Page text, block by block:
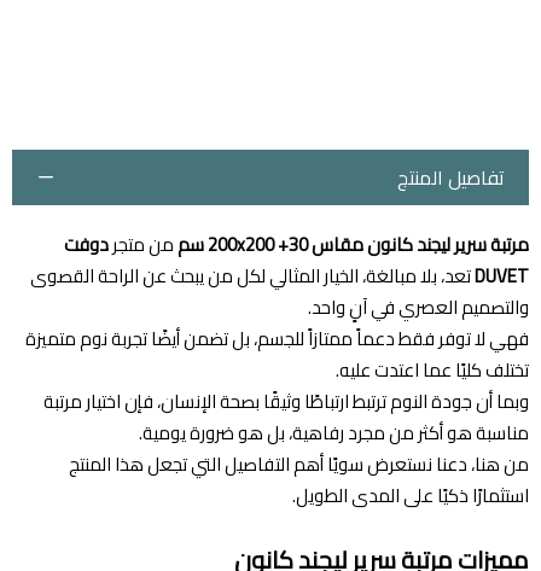
تفاصيل المنتج
مرتبة سرير ليجند كانون مقاس 200x200 +30 سم من متجردوفت
DUVETتعد، بلا مبالغة، الخيار المثالي لكل من يبحث عن الراحة القصوى
والتصميم العصري في آنٍ واحد.
فهي لا توفر فقط دعماً ممتازاً للجسم، بل تضمن أيضًا تجربة نوم متميزة
تختلف كليًا عما اعتدت عليه.
وبما أن جودة النوم ترتبط ارتباطًا وثيقًا بصحة الإنسان، فإن اختيار مرتبة
مناسبة هو أكثر من مجرد رفاهية، بل هو ضرورة يومية.
من هنا، دعنا نستعرض سويًا أهم التفاصيل التي تجعل هذا المنتج
استثمارًا ذكيًا على المدى الطويل.
مميزات مرتبة سرير ليجند كانون